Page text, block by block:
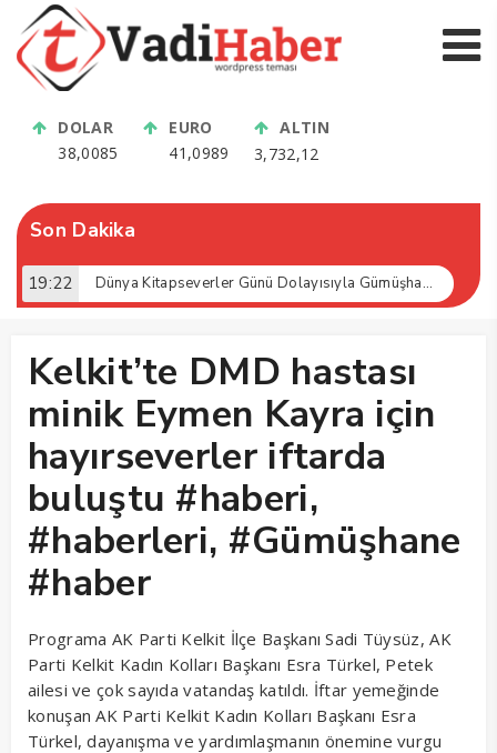
DOLAR
38,0085
EURO
41,0989
ALTIN
3,732,12
Son Dakika
19:22 Dünya Kitapseverler Günü Dolayısıyla Gümüşhane’de Kültür Buluşması Gerçekleştirildi
Kelkit’te DMD hastası
minik Eymen Kayra için
hayırseverler iftarda
buluştu #haberi,
#haberleri, #Gümüşhane
#haber
Programa AK Parti Kelkit İlçe Başkanı Sadi Tüysüz, AK
Parti Kelkit Kadın Kolları Başkanı Esra Türkel, Petek
ailesi ve çok sayıda vatandaş katıldı. İftar yemeğinde
konuşan AK Parti Kelkit Kadın Kolları Başkanı Esra
Türkel, dayanışma ve yardımlaşmanın önemine vurgu